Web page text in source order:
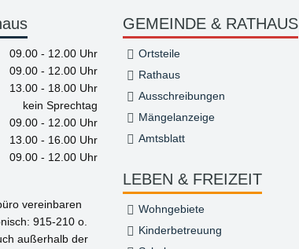
09.00 - 12.00 Uhr
09.00 - 12.00 Uhr
13.00 - 18.00 Uhr
kein Sprechtag
09.00 - 12.00 Uhr
13.00 - 16.00 Uhr
09.00 - 12.00 Uhr
vereinbaren
915-210 o.
außerhalb der
GEMEINDE & RATHAUS
Ortsteile
Rathaus
Ausschreibungen
Mängelanzeige
Amtsblatt
LEBEN & FREIZEIT
Wohngebiete
Kinderbetreuung